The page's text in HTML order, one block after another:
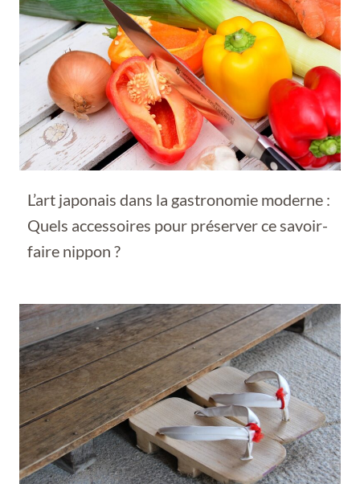
L’art japonais dans la gastronomie moderne :
Quels accessoires pour préserver ce savoir-
faire nippon ?